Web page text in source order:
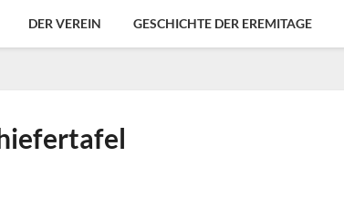
DER VEREIN GESCHICHTE DER EREMITAGE